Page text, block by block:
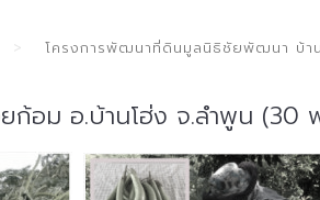
โครงการพัฒนาที่ดินมูลนิธิชัยพัฒนา บ้
อม อ.บ้านโฮ่ง จ.ลำพูน (30